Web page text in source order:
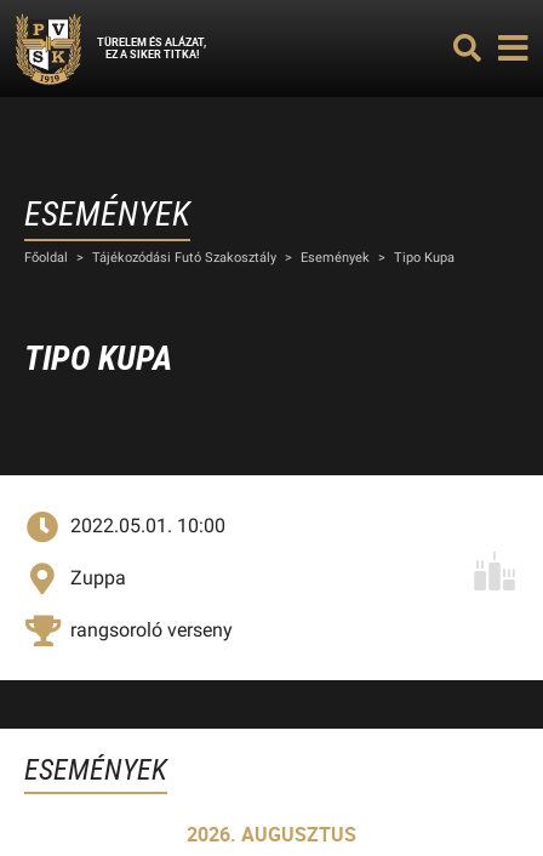
TÜRELEM ÉS ALÁZAT,
EZ A SIKER TITKA!
ESEMÉNYEK
Főoldal > Tájékozódási Futó Szakosztály > Események > Tipo Kupa
TIPO KUPA
2022.05.01. 10:00
Zuppa
rangsoroló verseny
ESEMÉNYEK
2026. AUGUSZTUS